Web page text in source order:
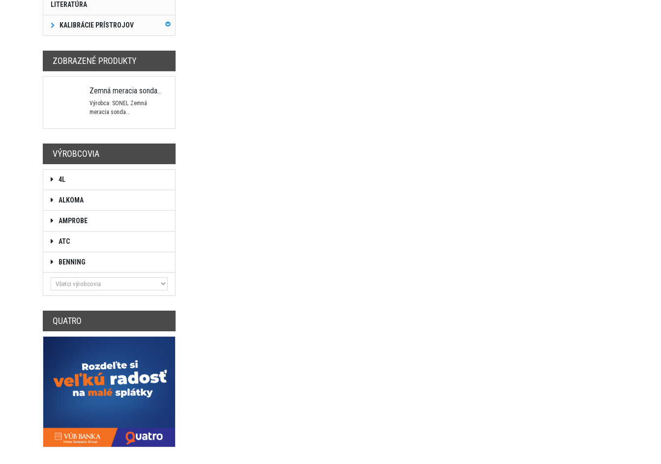
LITERATÚRA
KALIBRÁCIE PRÍSTROJOV
ZOBRAZENÉ PRODUKTY
Zemná meracia sonda...
Výrobca: SONEL Zemná
meracia sonda...
VÝROBCOVIA
4L
ALKOMA
AMPROBE
ATC
BENNING
QUATRO